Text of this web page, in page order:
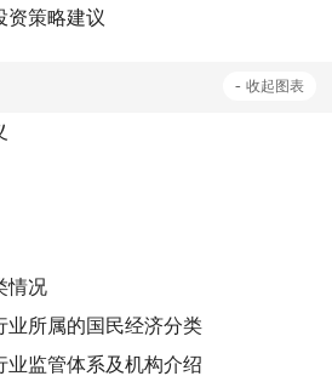
资策略建议
- 收起图表
情况
业所属的国民经济分类
业监管体系及机构介绍